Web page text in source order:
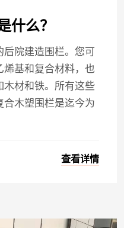
什么？
院建造围栏。您可
基和复合材料，也
木材和铁。所有这些
木塑围栏是迄今为
查看详情